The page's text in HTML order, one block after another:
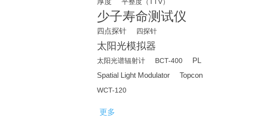
少子寿命测试仪
四点探针 四探针
太阳光模拟器
太阳光谱辐射计 BCT-400
PL
Spatial Light Modulator
Topcon
WCT-120
更多